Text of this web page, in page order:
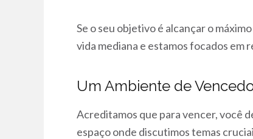
Se o seu objetivo é alcançar o
vida mediana e estamos focados em
Um Ambiente de
Acreditamos que para vencer, você
espaço onde discutimos temas